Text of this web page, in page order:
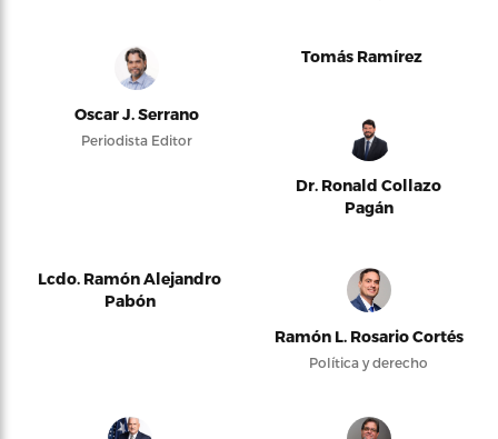
Oscar J. Serrano
Periodista Editor
Tomás Ramírez
Dr. Ronald Collazo
Pagán
Lcdo. Ramón Alejandro
Pabón
Ramón L. Rosario Cortés
Política y derecho